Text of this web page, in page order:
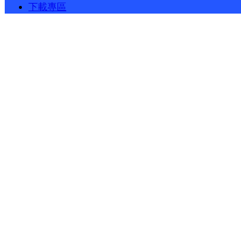
下載專區